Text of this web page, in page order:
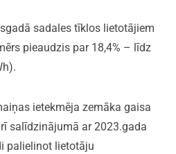
sadales tīklos lietotājiem
pieaudzis par 18,4% – līdz
ietekmēja zemāka gaisa
salīdzinājumā ar 2023.gada
palielinot lietotāju